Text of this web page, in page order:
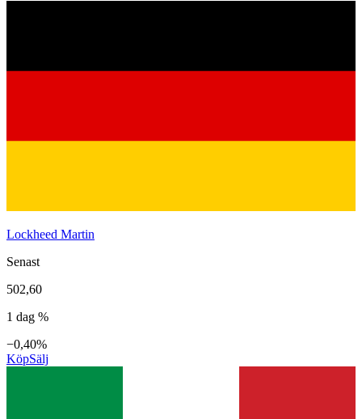
Lockheed Martin
Senast
502,60
1 dag %
−0,40%
KöpSälj